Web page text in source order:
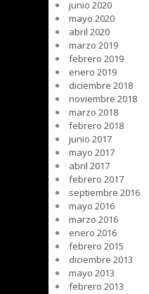
junio 2020
mayo 2020
abril 2020
marzo 2019
febrero 2019
enero 2019
diciembre 2018
noviembre 2018
marzo 2018
febrero 2018
junio 2017
mayo 2017
abril 2017
febrero 2017
septiembre 2016
mayo 2016
marzo 2016
enero 2016
febrero 2015
diciembre 2013
mayo 2013
febrero 2013